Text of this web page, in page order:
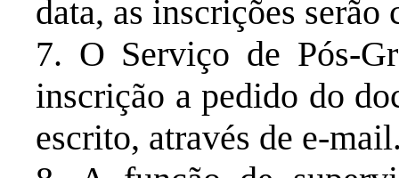
data, as inscrições serão
7. O Serviço de Pós-
inscrição a pedido do
escrito, através de e-